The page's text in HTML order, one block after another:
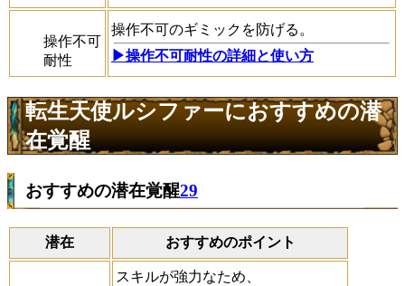
操作不可
耐性
操作不可のギミックを防げる。
▶操作不可耐性の詳細と使い方
転生天使ルシファーにおすすめの潜
在覚醒
おすすめの潜在覚醒29
潜在 おすすめのポイント
スキルが強力なため、